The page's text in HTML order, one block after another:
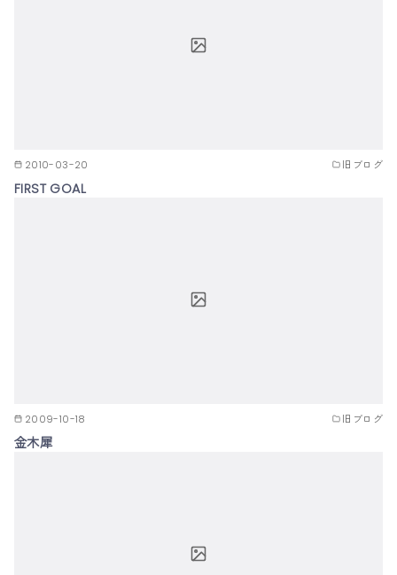
2010-03-20 旧ブログ
FIRST GOAL
2009-10-18 旧ブログ
金木犀